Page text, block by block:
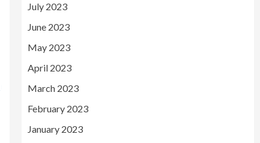
July 2023
June 2023
May 2023
April 2023
March 2023
February 2023
January 2023